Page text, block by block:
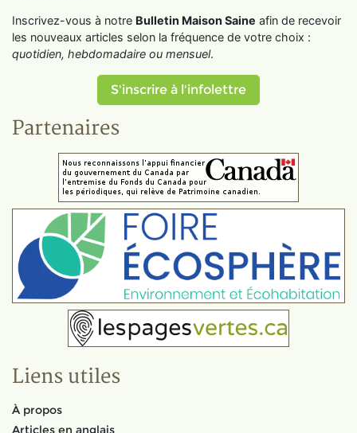
Inscrivez-vous à notre Bulletin Maison Saine afin de recevoir
les nouveaux articles selon la fréquence de votre choix :
quotidien, hebdomadaire ou mensuel.
S'inscrire à l'infolettre
Partenaires
Liens utiles
À propos
Articles en anglais